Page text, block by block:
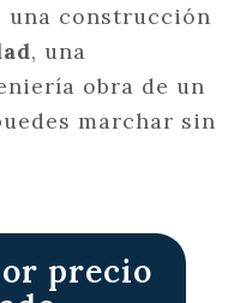
una construcción
, una
obra de un
marchar sin
precio